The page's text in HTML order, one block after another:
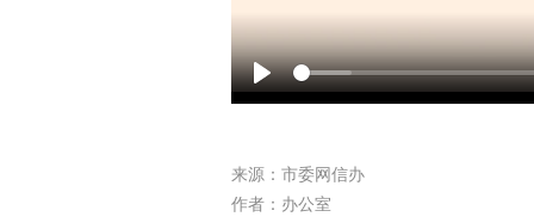
Play
来源：市委网信办
作者：办公室